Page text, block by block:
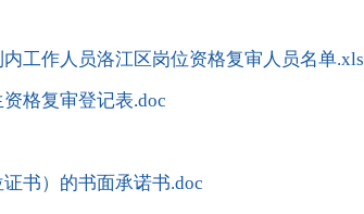
工作人员洛江区岗位资格复审人员名单.xls
格复审登记表.doc
书）的书面承诺书.doc